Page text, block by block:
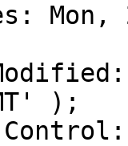
Mon,
);